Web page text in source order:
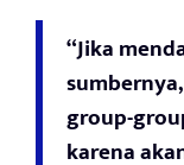
“Jika
group-
karena